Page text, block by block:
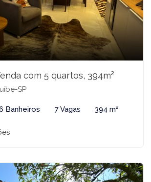
com 5 quartos, 394m²
SP
Banheiros 7 Vagas 394 m²